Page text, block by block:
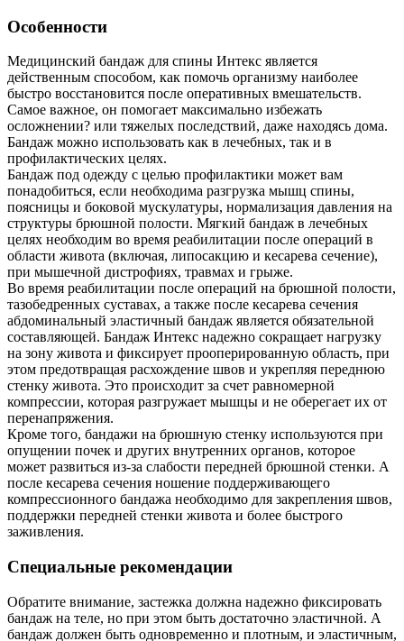
Особенности
Медицинский бандаж для спины Интекс является
действенным способом, как помочь организму наиболее
быстро восстановится после оперативных вмешательств.
Самое важное, он помогает максимально избежать
осложнении? или тяжелых последствий, даже находясь дома.
Бандаж можно использовать как в лечебных, так и в
профилактических целях.
Бандаж под одежду с целью профилактики может вам
понадобиться, если необходима разгрузка мышц спины,
поясницы и боковой мускулатуры, нормализация давления на
структуры брюшной полости. Мягкий бандаж в лечебных
целях необходим во время реабилитации после операций в
области живота (включая, липосакцию и кесарева сечение),
при мышечной дистрофиях, травмах и грыже.
Во время реабилитации после операций на брюшной полости,
тазобедренных суставах, а также после кесарева сечения
абдоминальный эластичный бандаж является обязательной
составляющей. Бандаж Интекс надежно сокращает нагрузку
на зону живота и фиксирует прооперированную область, при
этом предотвращая расхождение швов и укрепляя переднюю
стенку живота. Это происходит за счет равномерной
компрессии, которая разгружает мышцы и не оберегает их от
перенапряжения.
Кроме того, бандажи на брюшную стенку используются при
опущении почек и других внутренних органов, которое
может развиться из-за слабости передней брюшной стенки. А
после кесарева сечения ношение поддерживающего
компрессионного бандажа необходимо для закрепления швов,
поддержки передней стенки живота и более быстрого
заживления.
Специальные рекомендации
Обратите внимание, застежка должна надежно фиксировать
бандаж на теле, но при этом быть достаточно эластичной. А
бандаж должен быть одновременно и плотным, и эластичным,